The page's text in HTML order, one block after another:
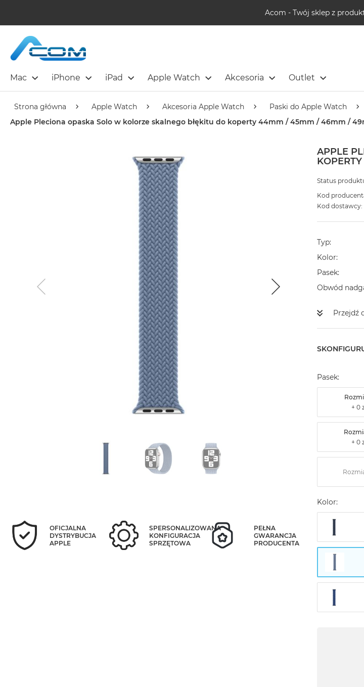
Acom - Twój sklep z
Mac iPhone iPad Apple Watch Akcesoria Outlet
Strona główna Apple Watch Akcesoria Apple Watch
Paski do Apple Watch
Apple Pleciona opaska Solo w kolorze skalnego błękitu do koperty 44mm / 45mm / 46mm /
APPLE
Status
Kod
Kod dostawcy:
Typ
Kolor
Pasek
Obwód
Przejdź
Pasek:
Kolor:
OFICJALNA
DYSTRYBUCJA
APPLE
SPERSONALIZOWANA
KONFIGURACJA
SPRZĘTOWA
PEŁNA
GWARANCJA
PRODUCENTA